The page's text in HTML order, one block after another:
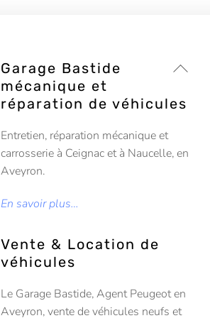
Back
Top
Garage Bastide
mécanique et
réparation de véhicules
Entretien, réparation mécanique et
carrosserie à Ceignac et à Naucelle, en
Aveyron.
En savoir plus…
Vente & Location de
véhicules
Le Garage Bastide, Agent Peugeot en
Aveyron, vente de véhicules neufs et